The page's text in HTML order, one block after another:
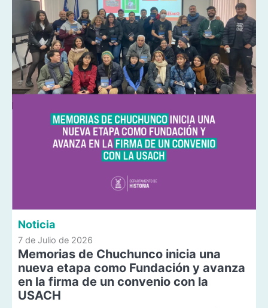
Noticia
7 de Julio de 2026
Memorias de Chuchunco inicia una
nueva etapa como Fundación y avanza
en la firma de un convenio con la
USACH